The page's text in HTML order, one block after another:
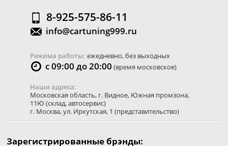
8-925-575-86-11
info@cartuning999.ru
Режима работы: ежедневно, без выходных
с 09:00 до 20:00 (время московское)
Наши адреса:
Московская область, г. Видное, Южная промзона,
11Ю (склад, автосервис)
г. Москва,ул. Иркутская, 1 (представительство)
Зарегистрированные брэнды: